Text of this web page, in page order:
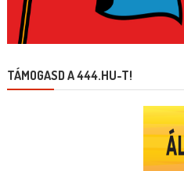
TÁMOGASD A 444.HU-T!